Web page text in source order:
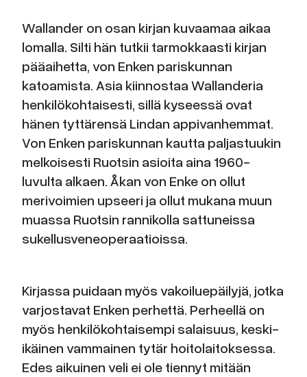
Wallander on osan kirjan kuvaamaa aikaa
lomalla. Silti hän tutkii tarmokkaasti kirjan
pääaihetta, von Enken pariskunnan
katoamista. Asia kiinnostaa Wallanderia
henkilökohtaisesti, sillä kyseessä ovat
hänen tyttärensä Lindan appivanhemmat.
Von Enken pariskunnan kautta paljastuukin
melkoisesti Ruotsin asioita aina 1960-
luvulta alkaen. Åkan von Enke on ollut
merivoimien upseeri ja ollut mukana muun
muassa Ruotsin rannikolla sattuneissa
sukellusveneoperaatioissa.
Kirjassa puidaan myös vakoiluepäilyjä, jotka
varjostavat Enken perhettä. Perheellä on
myös henkilökohtaisempi salaisuus, keski-
ikäinen vammainen tytär hoitolaitoksessa.
Edes aikuinen veli ei ole tiennyt mitään